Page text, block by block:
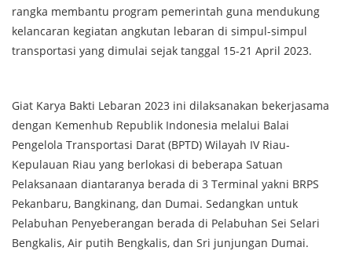
rangka membantu program pemerintah guna mendukung
kelancaran kegiatan angkutan lebaran di simpul-simpul
transportasi yang dimulai sejak tanggal 15-21 April 2023.
Giat Karya Bakti Lebaran 2023 ini dilaksanakan bekerjasama
dengan Kemenhub Republik Indonesia melalui Balai
Pengelola Transportasi Darat (BPTD) Wilayah IV Riau-
Kepulauan Riau yang berlokasi di beberapa Satuan
Pelaksanaan diantaranya berada di 3 Terminal yakni BRPS
Pekanbaru, Bangkinang, dan Dumai. Sedangkan untuk
Pelabuhan Penyeberangan berada di Pelabuhan Sei Selari
Bengkalis, Air putih Bengkalis, dan Sri junjungan Dumai.